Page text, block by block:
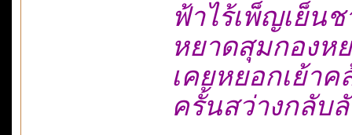
ฟ้าไร้เพ็ญเย็น
หยาดสุมกองห
เคยหยอกเย้า
ครั้นสว่างกลับ